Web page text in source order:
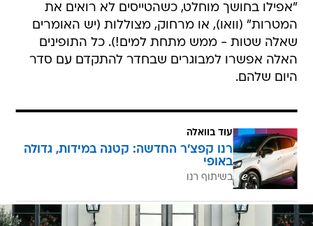
"אפילו בחושך מוחלט, כשהטייסים לא רואים את
המטרות" (וואו), או מרחוק, מצוללות (יש האומרים
שאלה שטות - ממש מתחת למים!). כל התופינים
האלה אפשרו למבוגרים שבחדר להתקדם עם סדר
היום שלהם.
עוד בוואלה
רנו קפצ'ר החדשה: קטנה במידות, גדולה
באופי
בשיתוף רנו